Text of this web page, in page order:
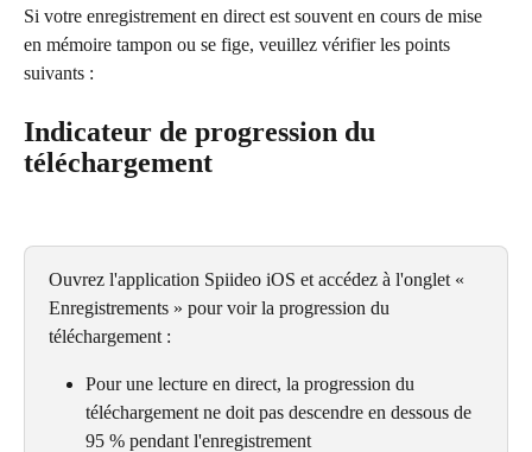
Si votre enregistrement en direct est souvent en cours de mise
en mémoire tampon ou se fige, veuillez vérifier les points
suivants :
Indicateur de progression du
téléchargement
Ouvrez l'application Spiideo iOS et accédez à l'onglet «
Enregistrements » pour voir la progression du
téléchargement :
Pour une lecture en direct, la progression du
téléchargement ne doit pas descendre en dessous de
95 % pendant l'enregistrement